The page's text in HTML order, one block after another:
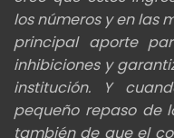
los números y en las
principal aporte
inhibiciones y
institución. Y
pequeño repaso de
también de que el